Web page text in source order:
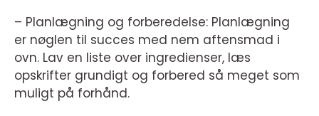
– Planlægning og forberedelse: Planlægning
er nøglen til succes med nem aftensmad i
ovn. Lav en liste over ingredienser, læs
opskrifter grundigt og forbered så meget som
muligt på forhånd.